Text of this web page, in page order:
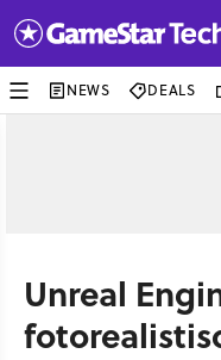
NEWS DEALS
Unreal